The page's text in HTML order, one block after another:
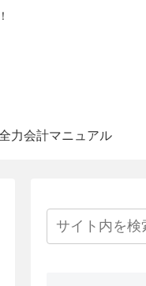
力会計マニュアル